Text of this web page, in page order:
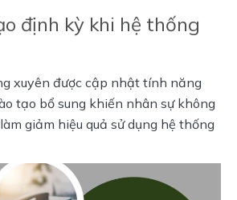
định kỳ khi hệ thống
xuyên được cập nhật tính năng
tạo bổ sung khiến nhân sự không
giảm hiệu quả sử dụng hệ thống